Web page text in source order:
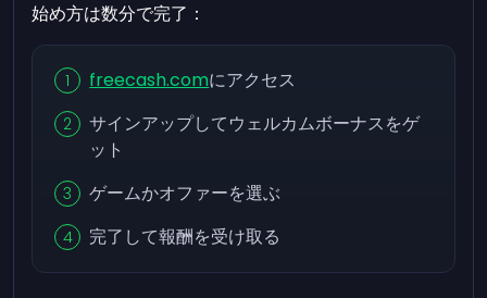
始め方は数分で完了：
freecash.comにアクセス
サインアップしてウェルカムボーナスをゲ
ット
ゲームかオファーを選ぶ
完了して報酬を受け取る